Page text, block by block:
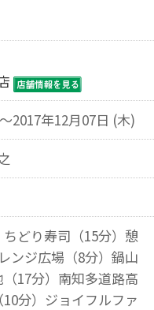
2017年12月07日 (木)
どり寿司（15分）憩
ンジ広場（8分）鍋山
（17分）南知多道路高
分）ジョイフルファ